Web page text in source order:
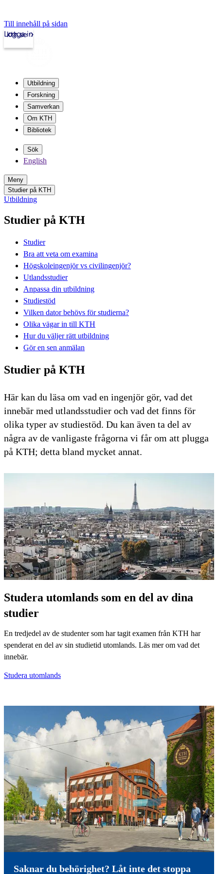
Till innehåll på sidan
kth.se
Logga in
Utbildning
Forskning
Samverkan
Om KTH
Bibliotek
Sök
English
Meny
Studier på KTH
Utbildning
Studier på KTH
Studier
Bra att veta om examina
Högskoleingenjör vs civilingenjör?
Utlandsstudier
Anpassa din utbildning
Studiestöd
Vilken dator behövs för studierna?
Olika vägar in till KTH
Hur du väljer rätt utbildning
Gör en sen anmälan
Studier på KTH
Här kan du läsa om vad en ingenjör gör, vad det
innebär med utlandsstudier och vad det finns för
olika typer av studiestöd. Du kan även ta del av
några av de vanligaste frågorna vi får om att plugga
på KTH; detta bland mycket annat.
Studera utomlands som en del av dina
studier
En tredjedel av de studenter som har tagit examen från KTH har
spenderat en del av sin studietid utomlands. Läs mer om vad det
innebär.
Studera utomlands
Saknar du behörighet? Låt inte det stoppa